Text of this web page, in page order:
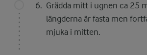
Grädda mitt i ugnen ca 25
längderna är fasta men
mjuka i mitten.